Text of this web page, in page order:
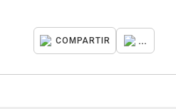
COMPARTIR ...